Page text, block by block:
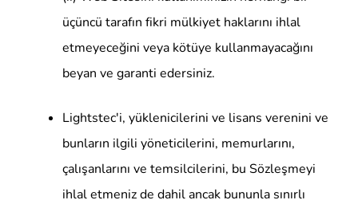
üçüncü tarafın fikri mülkiyet haklarını ihlal
etmeyeceğini veya kötüye kullanmayacağını
beyan ve garanti edersiniz.
Lightstec'i, yüklenicilerini ve lisans verenini ve
bunların ilgili yöneticilerini, memurlarını,
çalışanlarını ve temsilcilerini, bu Sözleşmeyi
ihlal etmeniz de dahil ancak bununla sınırlı